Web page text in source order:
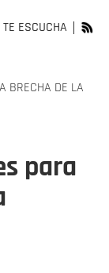
TE ESCUCHA
BRECHA DE LA
para